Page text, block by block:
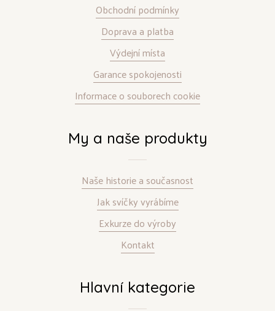
Obchodní podmínky
Doprava a platba
Výdejní místa
Garance spokojenosti
Informace o souborech cookie
My a naše produkty
Naše historie a současnost
Jak svíčky vyrábíme
Exkurze do výroby
Kontakt
Hlavní kategorie